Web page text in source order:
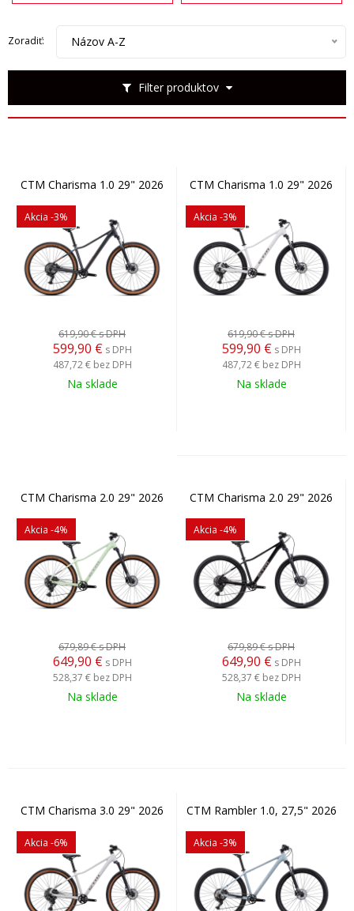
Filter produktov
Zoradiť: Názov A-Z
CTM Charisma 1.0 29" 2026
Akcia -3%
619,90 €s DPH
599,90 € s DPH
487,72 € bez DPH
Na sklade
CTM Charisma 1.0 29" 2026
Akcia -3%
619,90 €s DPH
599,90 € s DPH
487,72 € bez DPH
Na sklade
CTM Charisma 2.0 29" 2026
Akcia -4%
679,89 €s DPH
649,90 € s DPH
528,37 € bez DPH
Na sklade
CTM Charisma 2.0 29" 2026
Akcia -4%
679,89 €s DPH
649,90 € s DPH
528,37 € bez DPH
Na sklade
CTM Charisma 3.0 29" 2026
Akcia -6%
CTM Rambler 1.0, 27,5" 2026
Akcia -3%